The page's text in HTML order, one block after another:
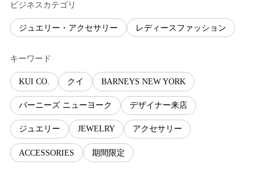
ビジネスカテゴリ
ジュエリー・アクセサリー レディースファッション
キーワード
KUI CO. クイ BARNEYS NEW YORK
バーニーズ ニューヨーク デザイナー来店
ジュエリー JEWELRY アクセサリー
ACCESSORIES 期間限定